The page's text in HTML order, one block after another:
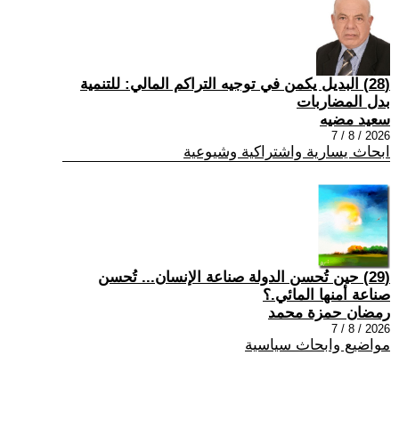
(28) البديل يكمن في توجيه التراكم المالي: للتنمية
بدل المضاربات
سعيد مضيه
2026 / 8 / 7
ابحاث يسارية واشتراكية وشيوعية
(29) حين تُحسن الدولة صناعة الإنسان... تُحسن
صناعة أمنها المائي.؟
رمضان حمزة محمد
2026 / 8 / 7
مواضيع وابحاث سياسية